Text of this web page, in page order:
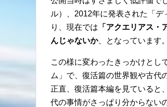
ル）、2012年に発表された「
り、現在では 「アクエリアス
んじゃないか、となっています。
この様に変わったきっかけとし
ム」で、復活篇の世界観や古代
正直、復活篇本編を見ていると
代の事情がさっぱり分からない